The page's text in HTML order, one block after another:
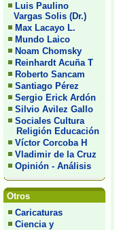
Luis Paulino
Vargas Solis (Dr.)
Max Lacayo L.
Mundo Laico
Noam Chomsky
Reinhardt Acuña T
Roberto Sancam
Santiago Pérez
Sergio Erick Ardón
Silvio Avilez Gallo
Sociales Cultura
Religión Educación
Víctor Corcoba H
Vladimir de la Cruz
Opinión - Análisis
Otros
Caricaturas
Ciencia y